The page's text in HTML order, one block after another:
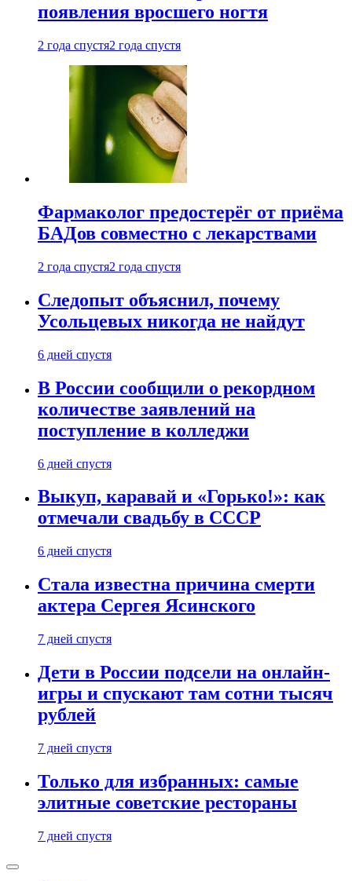
появления вросшего ногтя
2 года спустя2 года спустя
Фармаколог предостерёг от приёма
БАДов совместно с лекарствами
2 года спустя2 года спустя
Следопыт объяснил, почему
Усольцевых никогда не найдут
6 дней спустя
В России сообщили о рекордном
количестве заявлений на
поступление в колледжи
6 дней спустя
Выкуп, каравай и «Горько!»: как
отмечали свадьбу в СССР
6 дней спустя
Стала известна причина смерти
актера Сергея Ясинского
7 дней спустя
Дети в России подсели на онлайн-
игры и спускают там сотни тысяч
рублей
7 дней спустя
Только для избранных: самые
элитные советские рестораны
7 дней спустя